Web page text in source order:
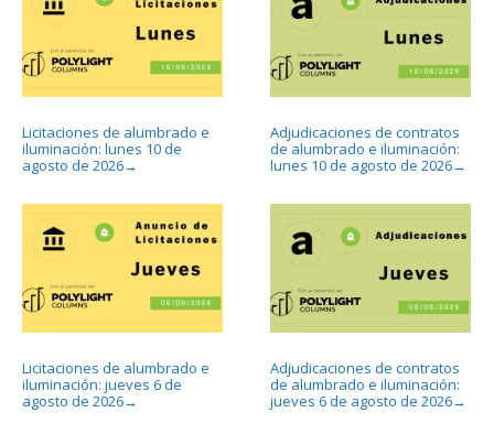
Licitaciones de alumbrado e
iluminación: lunes 10 de
agosto de 2026→
Adjudicaciones de contratos
de alumbrado e iluminación:
lunes 10 de agosto de 2026→
Licitaciones de alumbrado e
iluminación: jueves 6 de
agosto de 2026→
Adjudicaciones de contratos
de alumbrado e iluminación:
jueves 6 de agosto de 2026→